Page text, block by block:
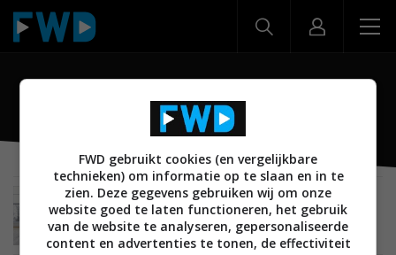
Samsung Connect
SMARTHOME 26 FEBRUARI 2018
Samsung SmartThings-app krijgt komende
maand een grote update
FWD gebruikt cookies (en vergelijkbare
technieken) om informatie op te slaan en in te
zien. Deze gegevens gebruiken wij om onze
website goed te laten functioneren, het gebruik
van de website te analyseren, gepersonaliseerde
content en advertenties te tonen, de effectiviteit